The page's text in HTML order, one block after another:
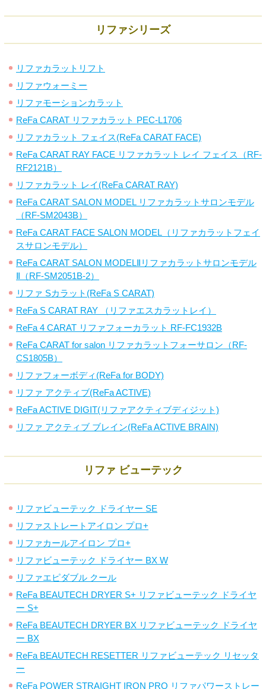
リファシリーズ
リファカラットリフト
リファウォーミー
リファモーションカラット
ReFa CARAT リファカラット PEC-L1706
リファカラット フェイス(ReFa CARAT FACE)
ReFa CARAT RAY FACE リファカラット レイ フェイス（RF-
RF2121B）
リファカラット レイ(ReFa CARAT RAY)
ReFa CARAT SALON MODEL リファカラットサロンモデル
（RF-SM2043B）
ReFa CARAT FACE SALON MODEL（リファカラットフェイ
スサロンモデル）
ReFa CARAT SALON MODELⅡリファカラットサロンモデル
Ⅱ（RF-SM2051B-2）
リファ Sカラット(ReFa S CARAT)
ReFa S CARAT RAY （リファエスカラットレイ）
ReFa 4 CARAT リファフォーカラット RF-FC1932B
ReFa CARAT for salon リファカラットフォーサロン（RF-
CS1805B）
リファフォーボディ(ReFa for BODY)
リファ アクティブ(ReFa ACTIVE)
ReFa ACTIVE DIGIT(リファアクティブディジット)
リファ アクティブ ブレイン(ReFa ACTIVE BRAIN)
リファ ビューテック
リファビューテック ドライヤー SE
リファストレートアイロン プロ+
リファカールアイロン プロ+
リファビューテック ドライヤー BX W
リファエピダブル クール
ReFa BEAUTECH DRYER S+ リファビューテック ドライヤ
ー S+
ReFa BEAUTECH DRYER BX リファビューテック ドライヤ
ー BX
ReFa BEAUTECH RESETTER リファビューテック リセッタ
ー
ReFa POWER STRAIGHT IRON PRO リファパワーストレー